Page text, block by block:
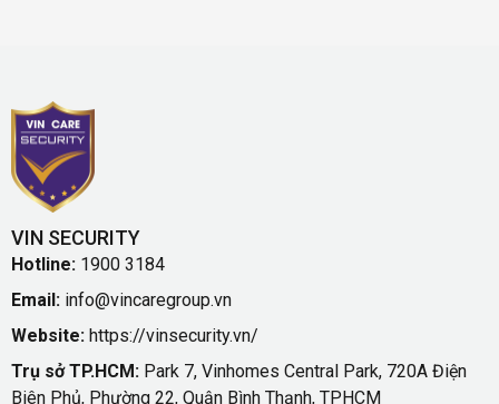
VIN SECURITY
Hotline: 1900 3184
Email: info@vincaregroup.vn
Website: https://vinsecurity.vn/
Trụ sở TP.HCM: Park 7, Vinhomes Central Park, 720A Điện
Biên Phủ, Phường 22, Quận Bình Thạnh, TPHCM